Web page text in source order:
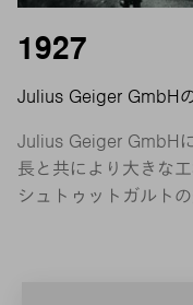
1927
Julius Geiger GmbH
Julius Geiger GmbH
長と共により大きな
シュトゥットガルト